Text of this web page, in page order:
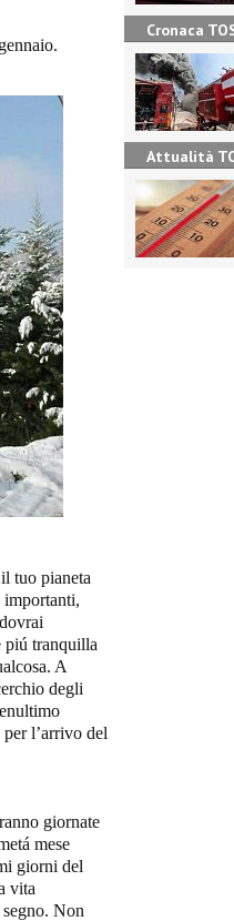
tuo pianeta
importanti,
piú tranquilla
A
degli
l’arrivo del
giornate
mese
giorni del
vita
Non
Cronaca
Attualità